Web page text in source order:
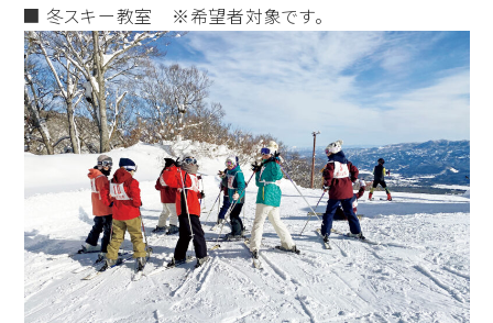
■ 冬スキー教室 ※希望者対象です。